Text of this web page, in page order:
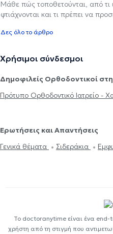
Μάθε πώς τοποθετούνται, από τι
φτιάχνονται και τι πρέπει να
Δες όλο το άρθρο
Χρήσιμοι σύνδεσμοι
Δημοφιλείς Ορθοδοντικοί
Πρότυπο Ορθοδοντικό Ιατρείο -
Ερωτήσεις και Απαντήσεις
Γενικά θέματα
Σιδεράκια
Το doctoranytime είναι ένα end-
χρήστη από τη στιγμή που